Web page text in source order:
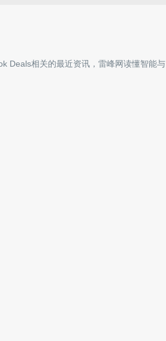
Deals相关的最近资讯，雷峰网读懂智能与